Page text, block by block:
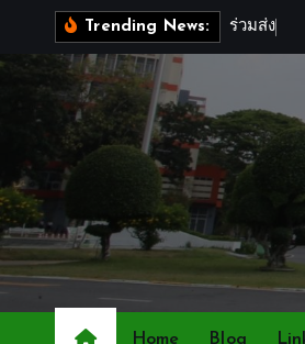
c
o
n
t
e
Trending News: รวมสง
Home Blog